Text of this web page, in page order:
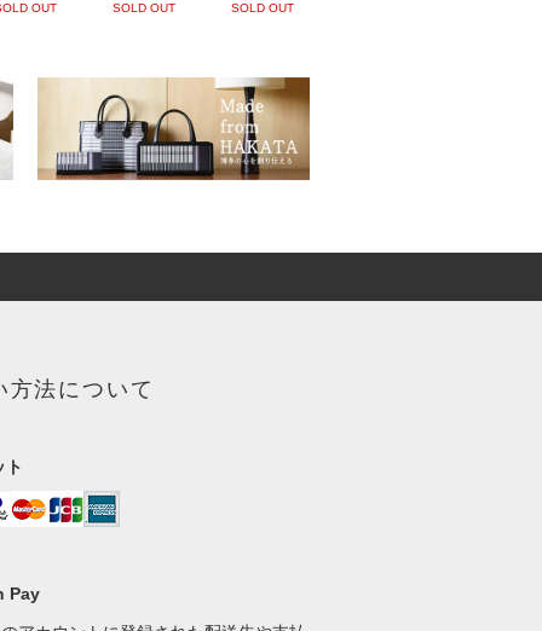
OUT
SOLD OUT
SOLD OUT
方法について
ト
Pay